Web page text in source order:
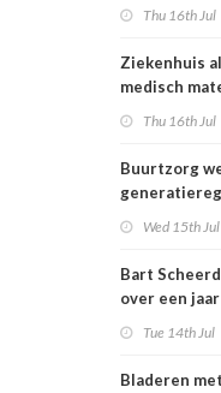
Thu 16th Jul
Ziekenhuis
medisch
Thu 16th Jul
Buurtzorg
Wed 15th Jul
Bart
over een
Tue 14th Jul
Bladeren